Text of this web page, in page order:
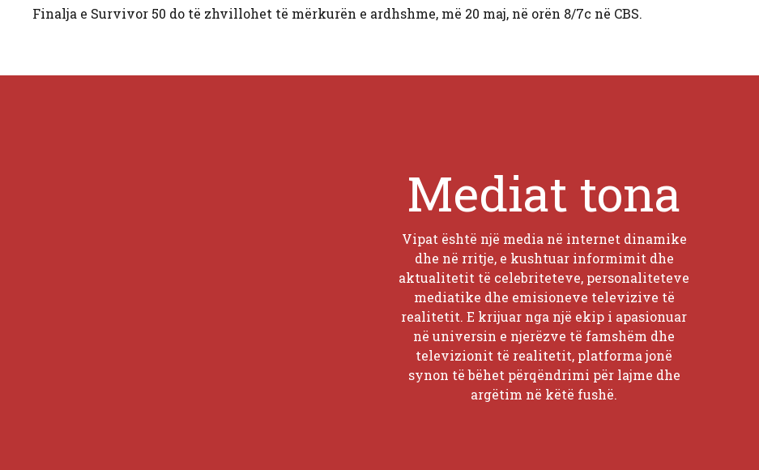
Finalja e Survivor 50 do të zhvillohet të mërkurën e ardhshme, më 20 maj, në orën 8/7c në CBS.
Mediat tona
Vipat është një media në internet dinamike
dhe në rritje, e kushtuar informimit dhe
aktualitetit të celebriteteve, personaliteteve
mediatike dhe emisioneve televizive të
realitetit. E krijuar nga një ekip i apasionuar
në universin e njerëzve të famshëm dhe
televizionit të realitetit, platforma jonë
synon të bëhet përqëndrimi për lajme dhe
argëtim në këtë fushë.